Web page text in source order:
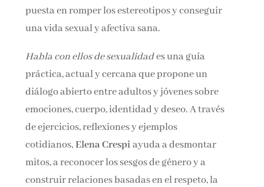
puesta en romper los estereotipos y conseguir
una vida sexual y afectiva sana.
Habla con ellos de sexualidades una guía
práctica, actual y cercana que propone un
diálogo abierto entre adultos y jóvenes sobre
emociones, cuerpo, identidad y deseo. A través
de ejercicios, reflexiones y ejemplos
cotidianos,Elena Crespiayuda a desmontar
mitos, a reconocer los sesgos de género y a
construir relaciones basadas en el respeto, la